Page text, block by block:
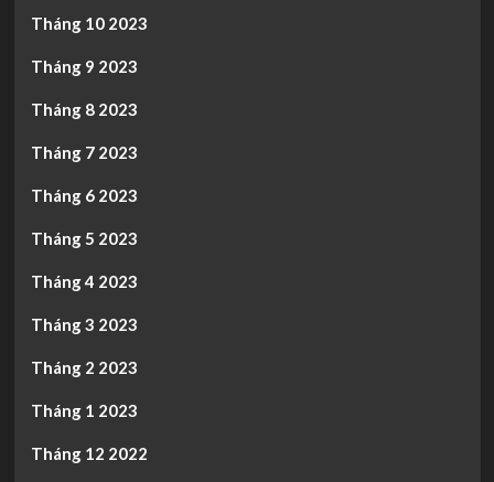
Tháng 10 2023
Tháng 9 2023
Tháng 8 2023
Tháng 7 2023
Tháng 6 2023
Tháng 5 2023
Tháng 4 2023
Tháng 3 2023
Tháng 2 2023
Tháng 1 2023
Tháng 12 2022